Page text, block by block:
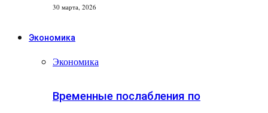
30 марта, 2026
Экономика
Экономика
Временные послабления по